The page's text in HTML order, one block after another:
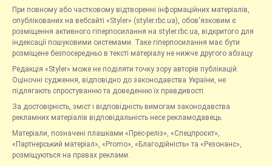
При повному або частковому відтворенні інформаційних матеріалів,
опублікованих на вебсайті «Styler» (styler.rbc.ua), обов'язковим є
розміщення активного гіперпосилання на styler.rbc.ua, відкритого для
індексації пошуковими системами. Таке гіперпосилання має бути
розміщене безпосередньо в тексті матеріалу не нижче другого абзацу.
Редакція «Styler» може не поділяти точку зору авторів публікацій.
Оціночні судження, відповідно до законодавства України, не
підлягають спростуванню та доведенню їх правдивості.
За достовірність, зміст і відповідність вимогам законодавства
рекламних матеріалів відповідальність несе рекламодавець.
Матеріали, позначені плашками «Прес-реліз», «Спецпроєкт»,
«Партнерський матеріал», «Promo», «Благодійність» та «Резонанс»,
розміщуються на правах реклами.